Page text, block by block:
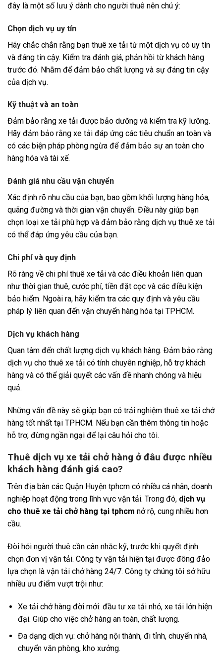
đây là một số lưu ý dành cho người thuê nên chú ý:
Chọn dịch vụ uy tín
Hãy chắc chắn rằng bạn thuê xe tải từ một dịch vụ có uy tín
và đáng tin cậy. Kiểm tra đánh giá, phản hồi từ khách hàng
trước đó. Nhằm để đảm bảo chất lượng và sự đáng tin cậy
của dịch vụ.
Kỹ thuật và an toàn
Đảm bảo rằng xe tải được bảo dưỡng và kiểm tra kỹ lưỡng.
Hãy đảm bảo rằng xe tải đáp ứng các tiêu chuẩn an toàn và
có các biện pháp phòng ngừa để đảm bảo sự an toàn cho
hàng hóa và tài xế.
Đánh giá nhu cầu vận chuyển
Xác định rõ nhu cầu của bạn, bao gồm khối lượng hàng hóa,
quãng đường và thời gian vận chuyển. Điều này giúp bạn
chọn loại xe tải phù hợp và đảm bảo rằng dịch vụ thuê xe tải
có thể đáp ứng yêu cầu của bạn.
Chi phí và quy định
Rõ ràng về chi phí thuê xe tải và các điều khoản liên quan
như thời gian thuê, cước phí, tiền đặt cọc và các điều kiện
bảo hiểm. Ngoài ra, hãy kiểm tra các quy định và yêu cầu
pháp lý liên quan đến vận chuyển hàng hóa tại TPHCM.
Dịch vụ khách hàng
Quan tâm đến chất lượng dịch vụ khách hàng. Đảm bảo rằng
dịch vụ cho thuê xe tải có tính chuyên nghiệp, hỗ trợ khách
hàng và có thể giải quyết các vấn đề nhanh chóng và hiệu
quả.
Những vấn đề này sẽ giúp bạn có trải nghiệm thuê xe tải chở
hàng tốt nhất tại TPHCM. Nếu bạn cần thêm thông tin hoặc
hỗ trợ, đừng ngần ngại để lại câu hỏi cho tôi.
Thuê dịch vụ xe tải chở hàng ở đâu được nhiều
khách hàng đánh giá cao?
Trên địa bàn các Quận Huyện tphcm có nhiều cá nhân, doanh
nghiệp hoạt động trong lĩnh vực vận tải. Trong đó, dịch vụ
cho thuê xe tải chở hàng tại tphcm nở rộ, cung nhiều hơn
cầu.
Đòi hỏi người thuê cần cân nhắc kỹ, trước khi quyết định
chọn đơn vị vận tải. Công ty vận tải hiện tại được đông đảo
lựa chọn là vận tải chở hàng 24/7. Công ty chúng tôi sở hữu
nhiều ưu điểm vượt trội như:
Xe tải chở hàng đời mới: đầu tư xe tải nhỏ, xe tải lớn hiện
đại. Giúp cho việc chở hàng an toàn, chất lượng.
Đa dạng dịch vụ: chở hàng nội thành, đi tỉnh, chuyển nhà,
chuyển văn phòng, kho xưởng.